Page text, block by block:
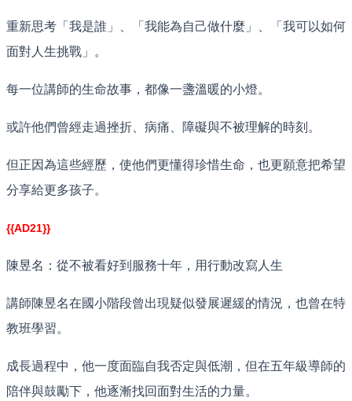
重新思考「我是誰」、「我能為自己做什麼」、「我可以如何
面對人生挑戰」。
每一位講師的生命故事，都像一盞溫暖的小燈。
或許他們曾經走過挫折、病痛、障礙與不被理解的時刻。
但正因為這些經歷，使他們更懂得珍惜生命，也更願意把希望
分享給更多孩子。
{{AD21}}
陳昱名：從不被看好到服務十年，用行動改寫人生
講師陳昱名在國小階段曾出現疑似發展遲緩的情況，也曾在特
教班學習。
成長過程中，他一度面臨自我否定與低潮，但在五年級導師的
陪伴與鼓勵下，他逐漸找回面對生活的力量。